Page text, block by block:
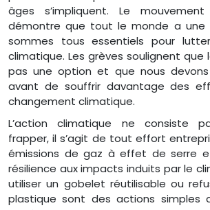
âges s’impliquent. Le
démontre que tout le monde a une
sommes tous essentiels pour
climatique. Les grèves soulignent que
pas une option et que nous
avant de souffrir davantage des
changement climatique.
L’action climatique ne consiste
frapper, il s’agit de tout effort
émissions de gaz à effet de serre
résilience aux impacts induits par le
utiliser un gobelet réutilisable ou
plastique sont des actions simples